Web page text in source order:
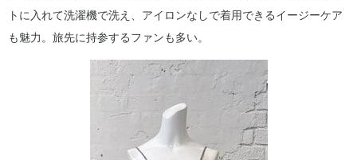
トに入れて洗濯機で洗え、アイロンなしで着用できるイージーケア
も魅力。旅先に持参するファンも多い。